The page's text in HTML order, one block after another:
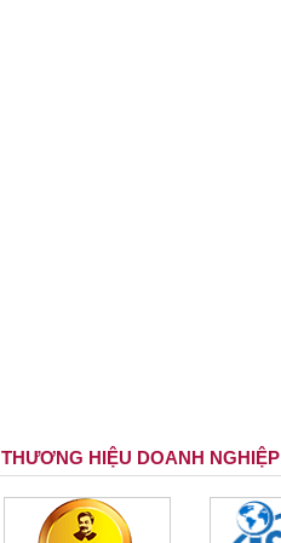
THƯƠNG HIỆU DOANH NGHIỆP